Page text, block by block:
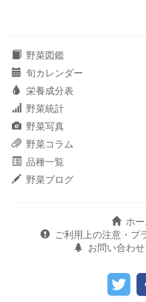
野菜図鑑
旬カレンダー
栄養成分表
野菜統計
野菜写真
野菜コラム
品種一覧
野菜ブログ
ホ
ご利用上の注意・プ
お問い合わ